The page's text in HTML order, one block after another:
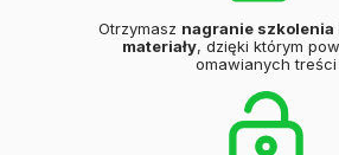
Otrzymasz nagranie szkolenia
materiały, dzięki którym
omawianych treści